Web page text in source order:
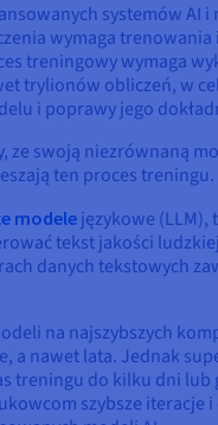
systemów AI i
wymaga trenowania
treningowy wymaga
trylionów obliczeń, w
i poprawy jego
ze swoją niezrównaną
ten proces treningu.
modele językowe (LLM),
tekst jakości
danych tekstowych
na najszybszych
a nawet lata. Jednak
treningu do kilku dni lub
szybsze iteracje